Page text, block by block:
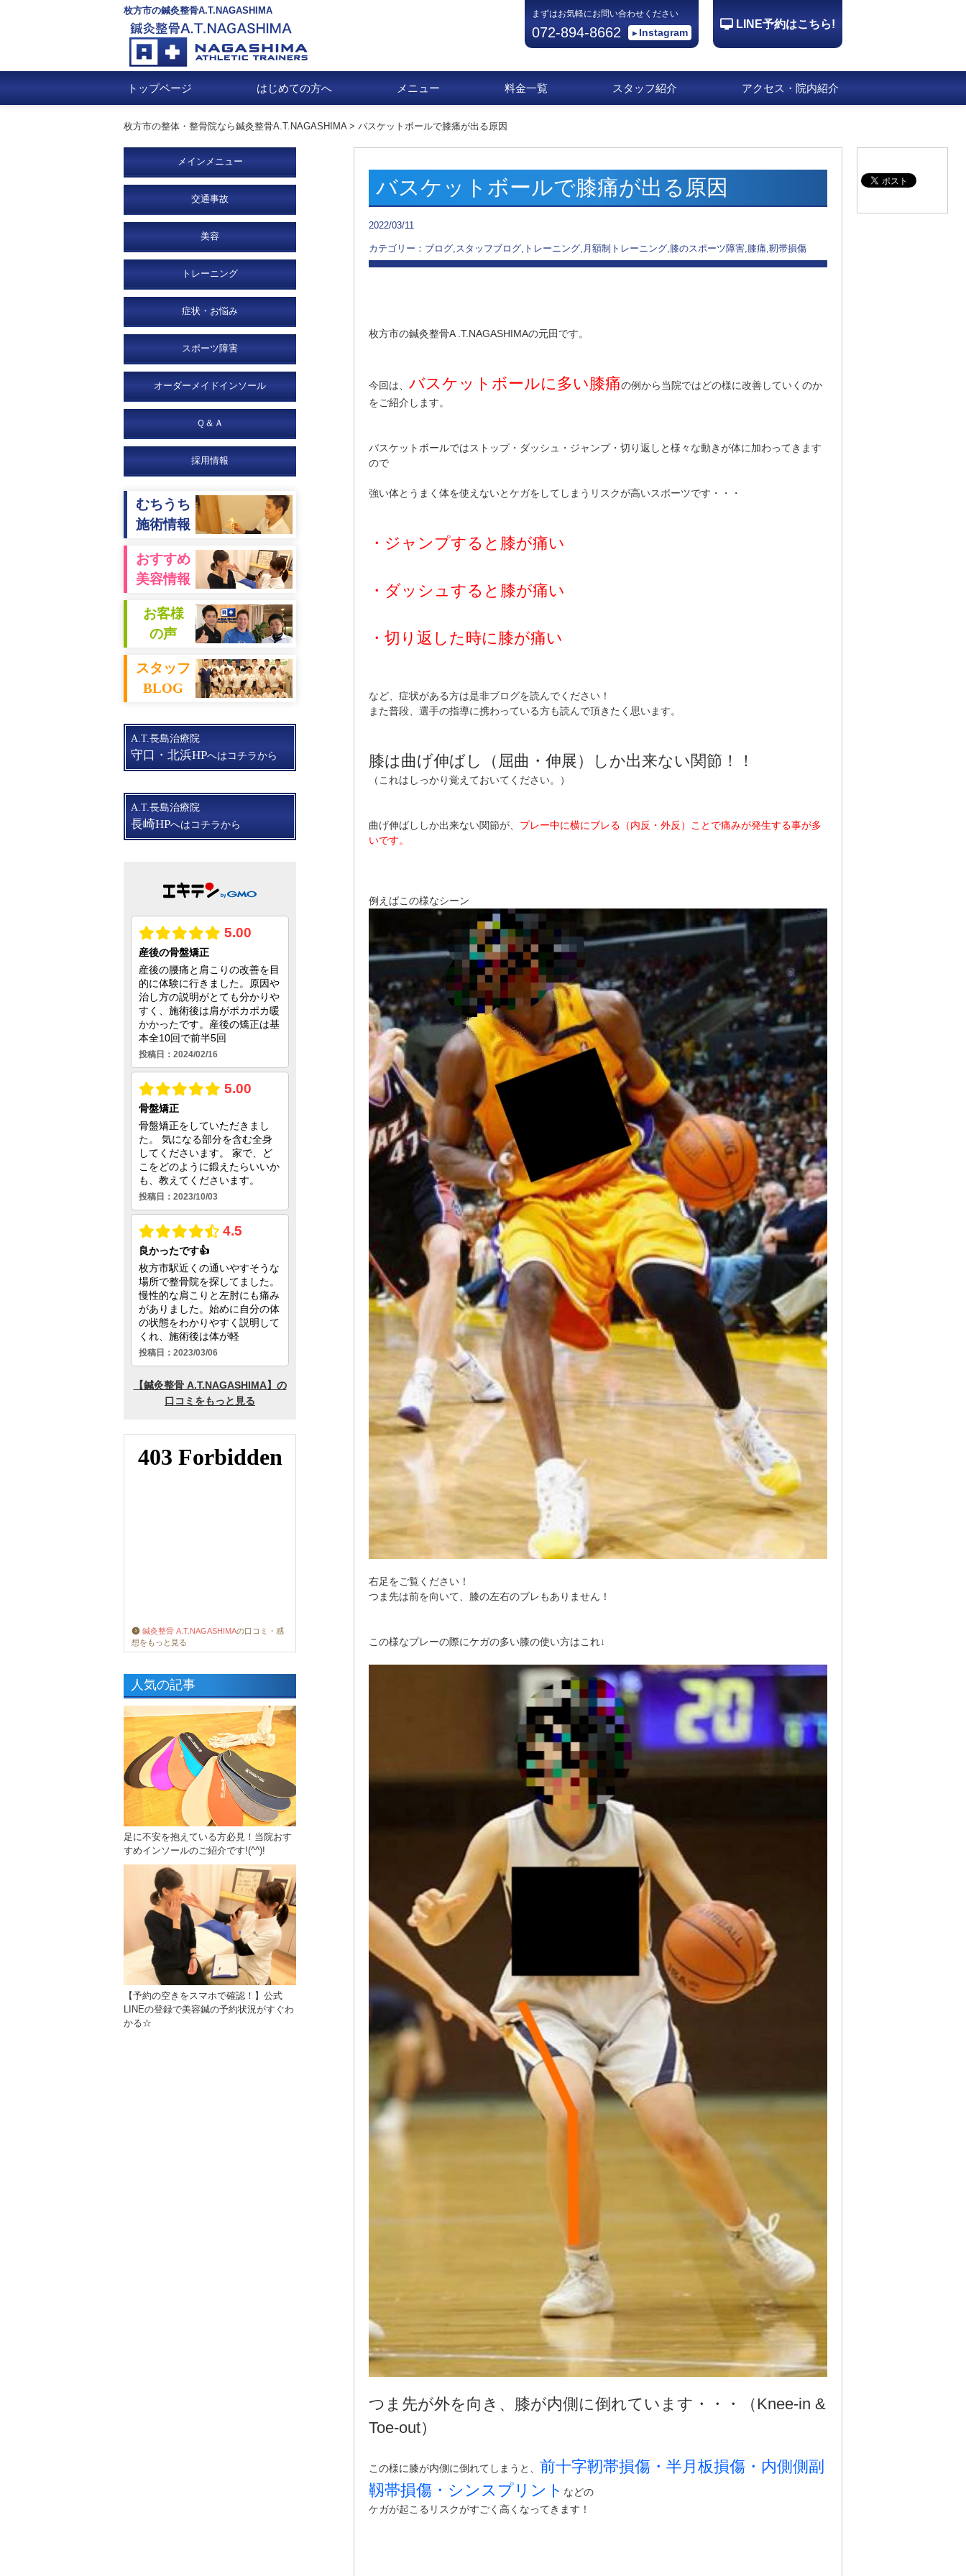
枚方市の鍼灸整骨A.T.NAGASHIMA まずはお気軽にお問い合わせください
072-894-8662 Instagram
LINE予約はこちら!
トップページ はじめての方へ メニュー 料金一覧 スタッフ紹介 アクセス・院内紹介
枚方市の整体・整骨院なら鍼灸整骨A.T.NAGASHIMA> バスケットボールで膝痛が出る原因
バスケットボールで膝痛が出る原因
2022/03/11
カテゴリー：ブログ,スタッフブログ,トレーニング,月額制トレーニング,膝のスポーツ障害,膝痛,靭帯損傷
枚方市の鍼灸整骨A .T.NAGASHIMAの元田です。
今回は、 バスケットボールに多い膝痛の例から当院ではどの様に改善していくのか
をご紹介します。
バスケットボールではストップ・ダッシュ・ジャンプ・切り返しと様々な動きが体に加わってきます
ので
強い体とうまく体を使えないとケガをしてしまうリスクが高いスポーツです・・・
・ジャンプすると膝が痛い
・ダッシュすると膝が痛い
・切り返した時に膝が痛い
など、症状がある方は是非ブログを読んでください！
また普段、選手の指導に携わっている方も読んで頂きたく思います。
膝は曲げ伸ばし（屈曲・伸展）しか出来ない関節！！
（これはしっかり覚えておいてください。）
曲げ伸ばししか出来ない関節が、 プレー中に横にブレる（内反・外反）ことで痛みが発生する事が多
いです。
例えばこの様なシーン
右足をご覧ください！
つま先は前を向いて、膝の左右のブレもありません！
この様なプレーの際にケガの多い膝の使い方はこれ↓
つま先が外を向き、膝が内側に倒れています・・・（Knee-in &
Toe-out）
この様に膝が内側に倒れてしまうと、 前十字靭帯損傷・半月板損傷・内側側副
靱帯損傷・シンスプリント などの
ケガが起こるリスクがすごく高くなってきます！
メインメニュー
交通事故
美容
トレーニング
症状・お悩み
スポーツ障害
オーダーメイドインソール
Ｑ＆Ａ
採用情報
むちうち
施術情報
おすすめ
美容情報
お客様
の声
スタッフ
BLOG
A.T.長島治療院
守口・北浜HPへはコチラから
A.T.長島治療院
長崎HPへはコチラから
鍼灸整骨 A.T.NAGASHIMAの口コミ・感
想をもっと見る
人気の記事
足に不安を抱えている方必見！当院おす
すめインソールのご紹介です!(^^)!
【予約の空きをスマホで確認！】公式
LINEの登録で美容鍼の予約状況がすぐわ
かる☆